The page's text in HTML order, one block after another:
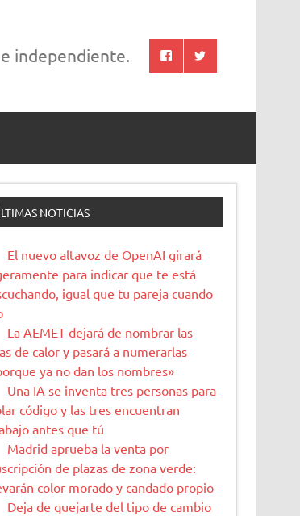
independiente.
NOTICIAS
El nuevo altavoz de OpenAI girará
para indicar que te está
igual que tu pareja cuando
La AEMET dejará de nombrar las
de calor y pasará a numerarlas
ya no dan los nombres»
Una IA se inventa tres personas para
código y las tres encuentran
antes que tú
Madrid aprueba la venta por
de plazas de zona verde:
color morado y candado propio
Deja de quejarte del tipo de cambio